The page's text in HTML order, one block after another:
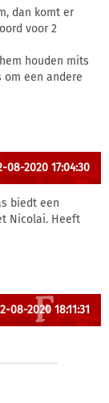
dan komt er
voor 2
houden mits
een andere
08-2020 17:04:30
biedt een
Nicolai. Heeft
08-2020 18:11:31